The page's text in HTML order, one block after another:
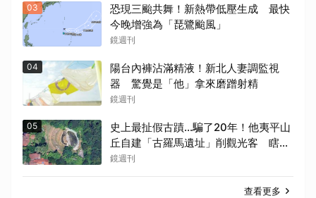
03
恐現三颱共舞！新熱帶低壓生成 最快
今晚增強為「琵鷺颱風」
鏡週刊
04
陽台內褲沾滿精液！新北人妻調監視
器 驚覺是「他」拿來磨蹭射精
鏡週刊
05
史上最扯假古蹟...騙了20年！他夷平山
丘自建「古羅馬遺址」削觀光客 瞎掰
埃及豔后、茱麗葉來過
鏡週刊
查看更多